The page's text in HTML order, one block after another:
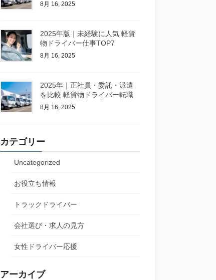
8月 16, 2025
2025年版｜未経験に人気 軽貨
物ドライバー仕事TOP7
8月 16, 2025
2025年｜正社員・委託・派遣
を比較 軽貨物ドライバー転職
8月 16, 2025
カテゴリー
Uncategorized
お役立ち情報
トラックドライバー
会社選び・求人の見方
女性ドライバー応援
アーカイブ